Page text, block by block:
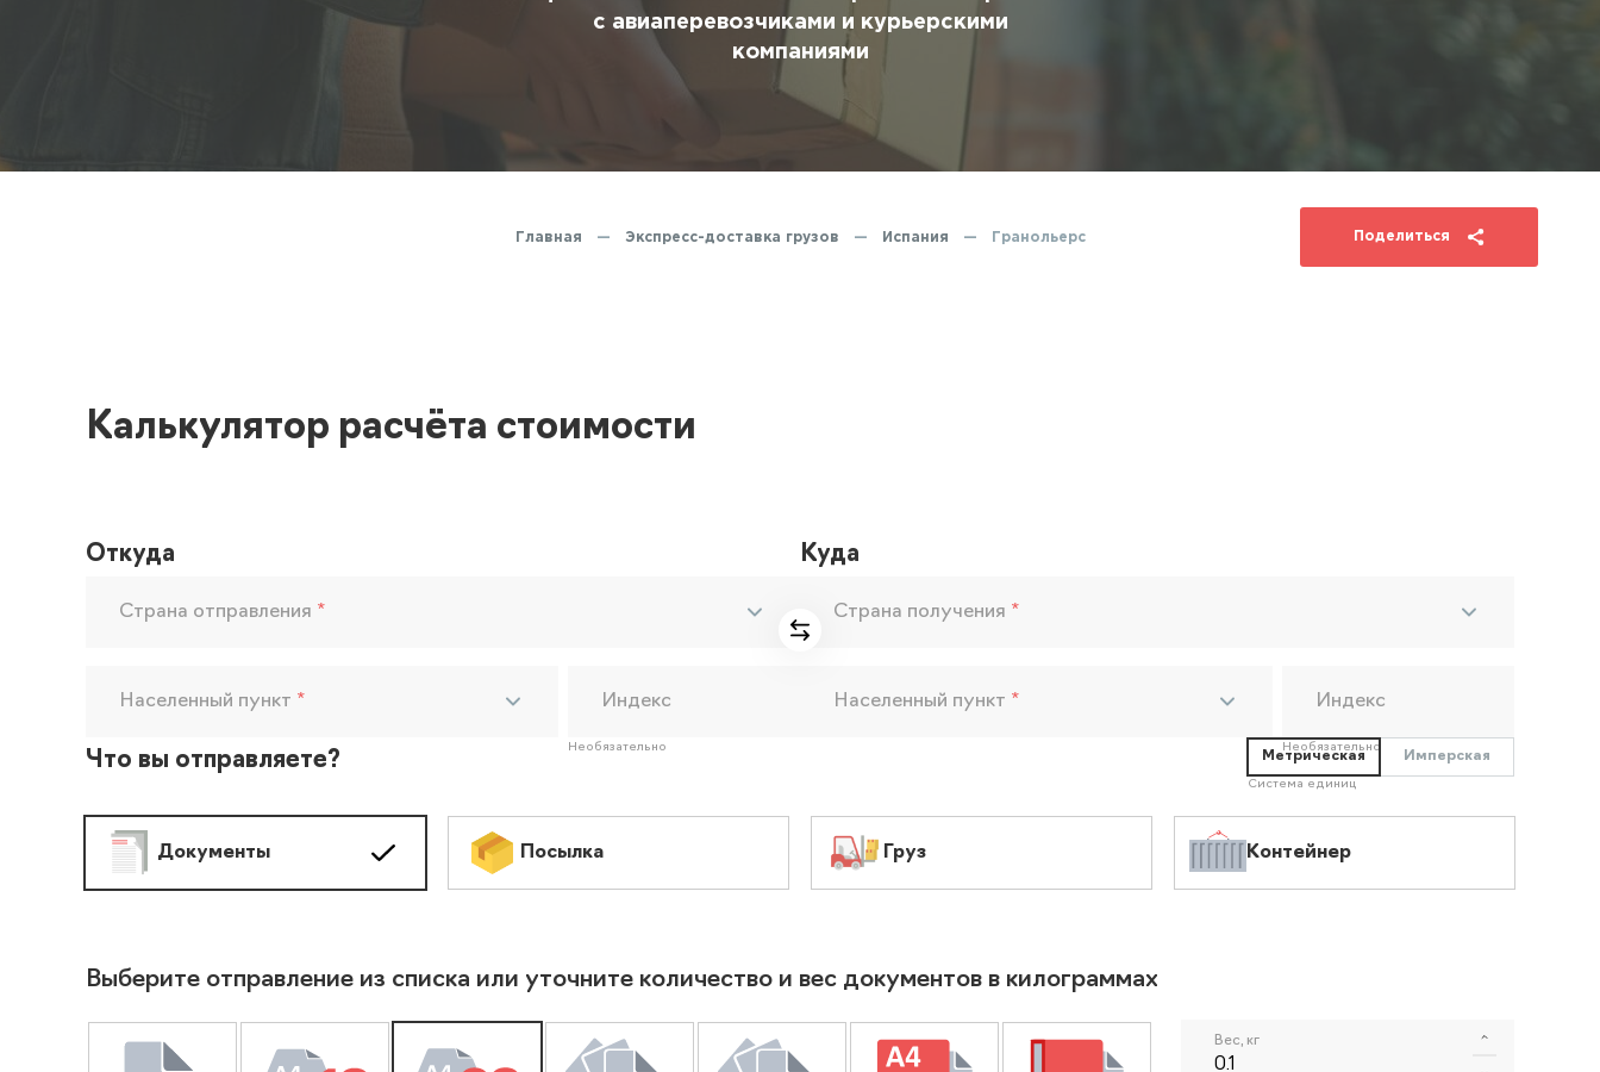
декларирование
с авиаперевозчиками и курьерскими
компаниями
Главная — Экспресс-доставка грузов — Испания — Гранольерс Поделиться
Калькулятор расчёта стоимости
Откуда
Страна отправления *
Населенный пункт * Индекс
Необязательно
Куда
Страна получения *
Населенный пункт * Индекс
Необязательно
Что вы отправляете? Метрическая Имперская
Система единиц
Документы Посылка Груз Контейнер
Выберите отправление из списка или уточните количество и вес документов в килограммах
Вес, кг